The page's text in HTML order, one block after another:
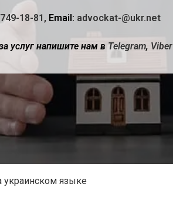
18-81, Еmail: advockat-@ukr.net
услуг напишите нам в Telegram, Viber
украинском языке